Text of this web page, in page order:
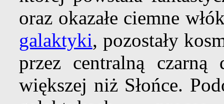
oraz okazałe ciemne
galaktyki, pozostały
przez centralną
większej niż Słońce.